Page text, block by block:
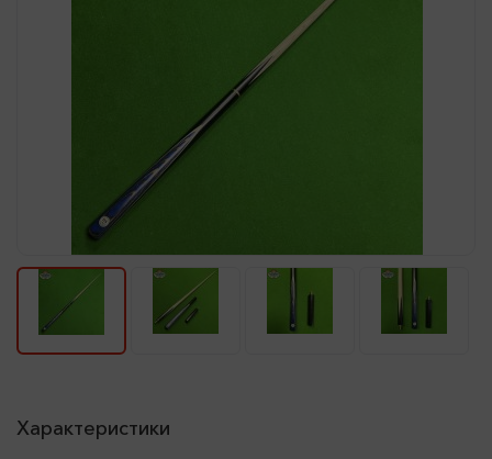
Характеристики